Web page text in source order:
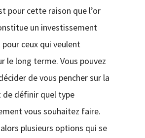
pour cette raison que l’or
un investissement
ceux qui veulent
le long terme. Vous pouvez
de vous pencher sur la
définir quel type
vous souhaitez faire.
plusieurs options qui se